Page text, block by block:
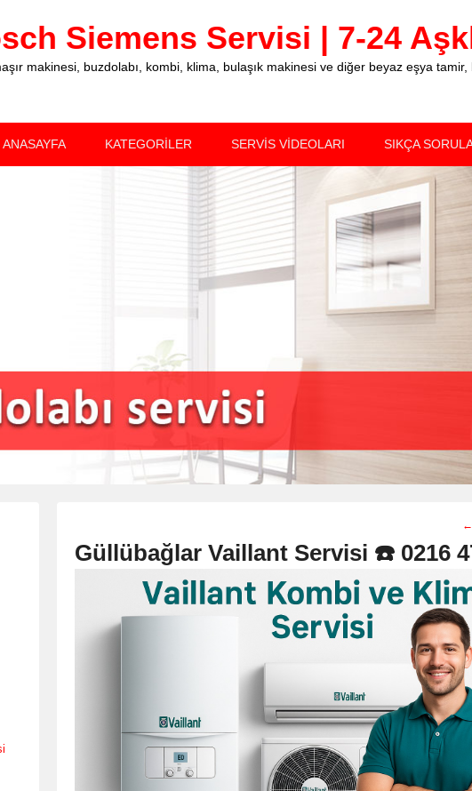
Siemens Servisi | 7-24
makinesi, buzdolabı, kombi, klima, bulaşık makinesi ve diğer beyaz eşya tamir,
ANASAYFA KATEGORİLER SERVİS VİDEOLARI SIKÇA
←
Güllübağlar Vaillant Servisi ☎️ 0216